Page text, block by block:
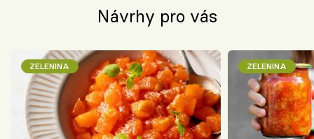
Návrhy pro vás
ZELENINA ZELENINA